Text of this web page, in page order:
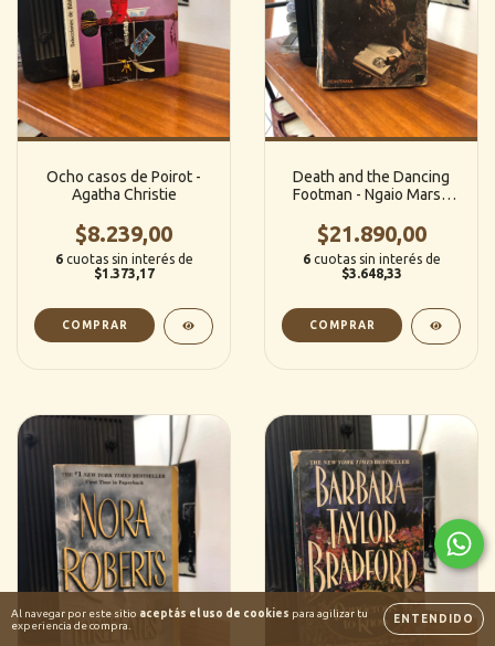
Al navegar por este sitio aceptás el uso de cookies para agilizar tu
experiencia de compra.
ENTENDIDO
Ocho casos de Poirot -
Agatha Christie
$8.239,00
6 cuotas sin interés de
$1.373,17
Death and the Dancing
Footman - Ngaio Marsh
$21.890,00
6 cuotas sin interés de
$3.648,33